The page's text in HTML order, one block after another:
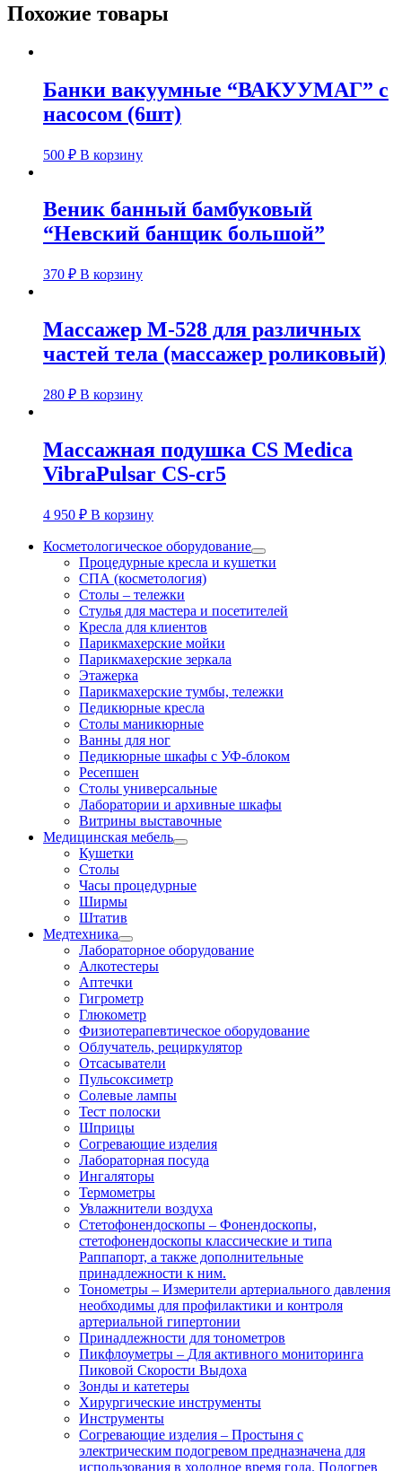
Похожие товары
Банки вакуумные “ВАКУУМАГ” с
насосом (6шт)
500 ₽ В корзину
Веник банный бамбуковый
“Невский банщик большой”
370 ₽ В корзину
Массажер М-528 для различных
частей тела (массажер роликовый)
280 ₽ В корзину
Массажная подушка CS Medica
VibraPulsar CS-cr5
4 950 ₽ В корзину
Косметологическое оборудование
Процедурные кресла и кушетки
СПА (косметология)
Столы – тележки
Стулья для мастера и посетителей
Кресла для клиентов
Парикмахерские мойки
Парикмахерские зеркала
Этажерка
Парикмахерские тумбы, тележки
Педикюрные кресла
Столы маникюрные
Ванны для ног
Педикюрные шкафы с УФ-блоком
Ресепшен
Столы универсальные
Лаборатории и архивные шкафы
Витрины выставочные
Медицинская мебель
Кушетки
Столы
Часы процедурные
Ширмы
Штатив
Медтехника
Лабораторное оборудование
Алкотестеры
Аптечки
Гигрометр
Глюкометр
Физиотерапевтическое оборудование
Облучатель, рециркулятор
Отсасыватели
Пульсоксиметр
Солевые лампы
Тест полоски
Шприцы
Согревающие изделия
Лабораторная посуда
Ингаляторы
Термометры
Увлажнители воздуха
Стетофонендоскопы – Фонендоскопы,
стетофонендоскопы классические и типа
Раппапорт, а также дополнительные
принадлежности к ним.
Тонометры – Измерители артериального давления
необходимы для профилактики и контроля
артериальной гипертонии
Принадлежности для тонометров
Пикфлоуметры – Для активного мониторинга
Пиковой Скорости Выдоха
Зонды и катетеры
Хирургические инструменты
Инструменты
Согревающие изделия – Простыня с
электрическим подогревом предназначена для
использования в холодное время года. Подогрев